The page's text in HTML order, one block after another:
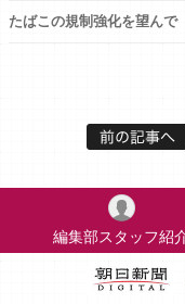
たばこの規制強化を望んで
編集部スタッフ紹